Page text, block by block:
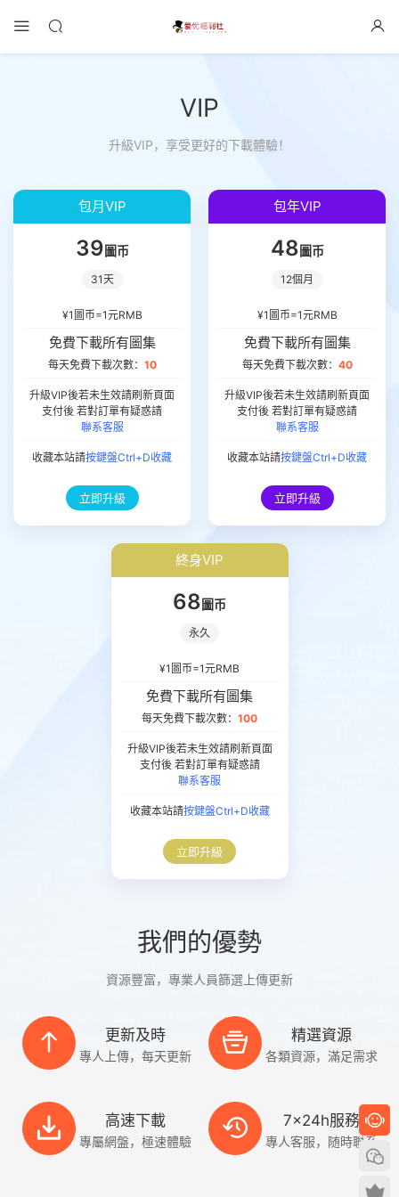
VIP
升級VIP，享受更好的下載體驗！
包月VIP
39圖币
31天
¥1圖币=1元RMB
免費下載所有圖集
每天免費下載次數： 10
升級VIP後若未生效請刷新頁面
支付後 若對訂單有疑惑請
聯系客服
收藏本站請按鍵盤Ctrl+D收藏
立即升級
包年VIP
48圖币
12個月
¥1圖币=1元RMB
免費下載所有圖集
每天免費下載次數： 40
升級VIP後若未生效請刷新頁面
支付後 若對訂單有疑惑請
聯系客服
收藏本站請按鍵盤Ctrl+D收藏
立即升級
終身VIP
68圖币
永久
¥1圖币=1元RMB
免費下載所有圖集
每天免費下載次數： 100
升級VIP後若未生效請刷新頁面
支付後 若對訂單有疑惑請
聯系客服
收藏本站請按鍵盤Ctrl+D收藏
立即升級
我們的優勢
資源豐富，專業人員篩選上傳更新
更新及時
專人上傳，每天更新
精選資源
各類資源，滿足需求
高速下載
專屬網盤，極速體驗
7x24h服務
專人客服，随時聯系